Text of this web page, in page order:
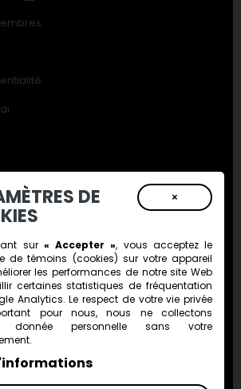
manquer de nos
vous à notre
×
DE
sur « Accepter », vous acceptez le
detémoins (cookies) sur votre appareil
les performances de notre site Web
certaines statistiques de fréquentation
Analytics. Le respect de votre vie privée
pour nous, nous ne collectons
donnée personnelle sans votre